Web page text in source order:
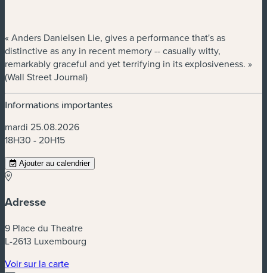
« Anders Danielsen Lie, gives a performance that's as
distinctive as any in recent memory -- casually witty,
remarkably graceful and yet terrifying in its explosiveness. »
(Wall Street Journal)
Informations importantes
mardi 25.08.2026
18H30 - 20H15
Ajouter au calendrier
Adresse
9 Place du Theatre
L-2613 Luxembourg
Voir sur la carte(nouvelle fenêtre)